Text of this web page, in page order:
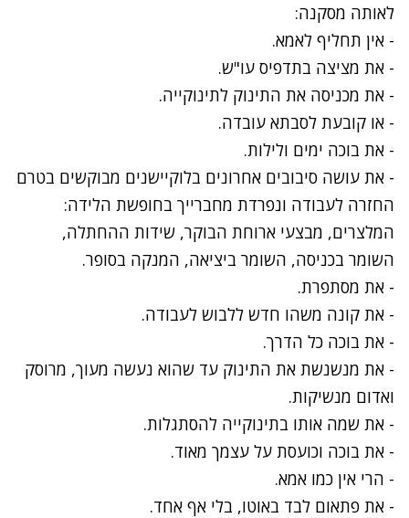
לאותה מסקנה:
- אין תחליף לאמא.
- את מציצה בתדפיס עו"ש.
- את מכניסה את התינוק לתינוקייה.
- או קובעת לסבתא עובדה.
- את בוכה ימים ולילות.
- את עושה סיבובים אחרונים בלוקיישנים מבוקשים בטרם
החזרה לעבודה ונפרדת מחברייך בחופשת הלידה:
המלצרים, מבצעי ארוחת הבוקר, שידות ההחתלה,
השומר בכניסה, השומר ביציאה, המנקה בסופר.
- את מסתפרת.
- את קונה משהו חדש ללבוש לעבודה.
- את בוכה כל הדרך.
- את מנשנשת את התינוק עד שהוא נעשה מעוך, מרוסק
ואדום מנשיקות.
- את שמה אותו בתינוקייה להסתגלות.
- את בוכה וכועסת על עצמך מאוד.
- הרי אין כמו אמא.
- את פתאום לבד באוטו, בלי אף אחד.